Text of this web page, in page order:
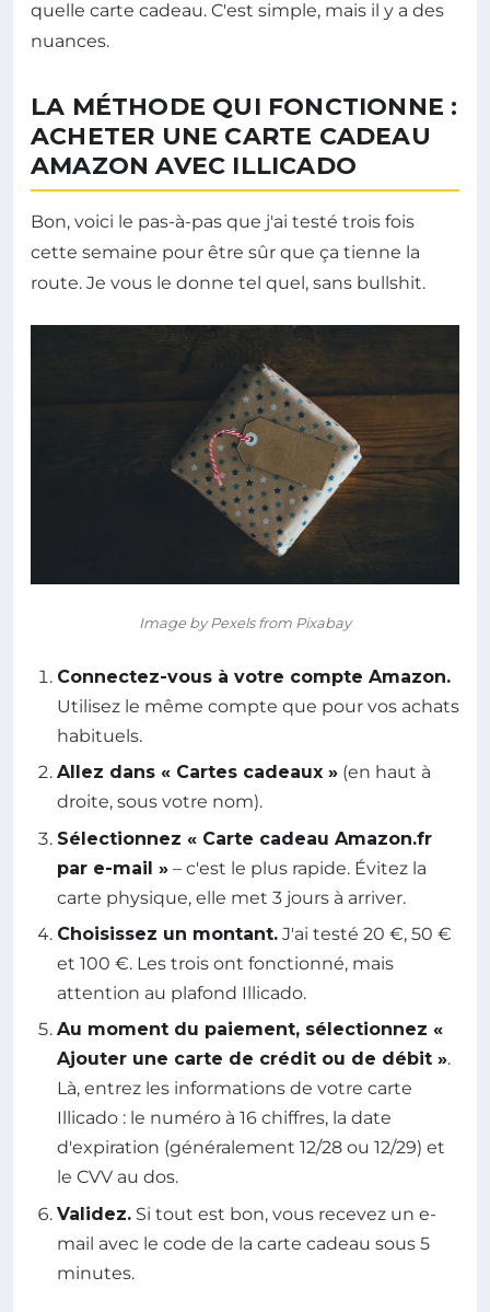
quelle carte cadeau. C'est simple, mais il y a des
nuances.
LA MÉTHODE QUI FONCTIONNE :
ACHETER UNE CARTE CADEAU
AMAZON AVEC ILLICADO
Bon, voici le pas-à-pas que j'ai testé trois fois
cette semaine pour être sûr que ça tienne la
route. Je vous le donne tel quel, sans bullshit.
Image by Pexels from Pixabay
Connectez-vous à votre compte Amazon.
Utilisez le même compte que pour vos achats
habituels.
Allez dans « Cartes cadeaux » (en haut à
droite, sous votre nom).
Sélectionnez « Carte cadeau Amazon.fr
par e-mail » – c'est le plus rapide. Évitez la
carte physique, elle met 3 jours à arriver.
Choisissez un montant. J'ai testé 20 €, 50 €
et 100 €. Les trois ont fonctionné, mais
attention au plafond Illicado.
Au moment du paiement, sélectionnez «
Ajouter une carte de crédit ou de débit ».
Là, entrez les informations de votre carte
Illicado : le numéro à 16 chiffres, la date
d'expiration (généralement 12/28 ou 12/29) et
le CVV au dos.
Validez. Si tout est bon, vous recevez un e-
mail avec le code de la carte cadeau sous 5
minutes.